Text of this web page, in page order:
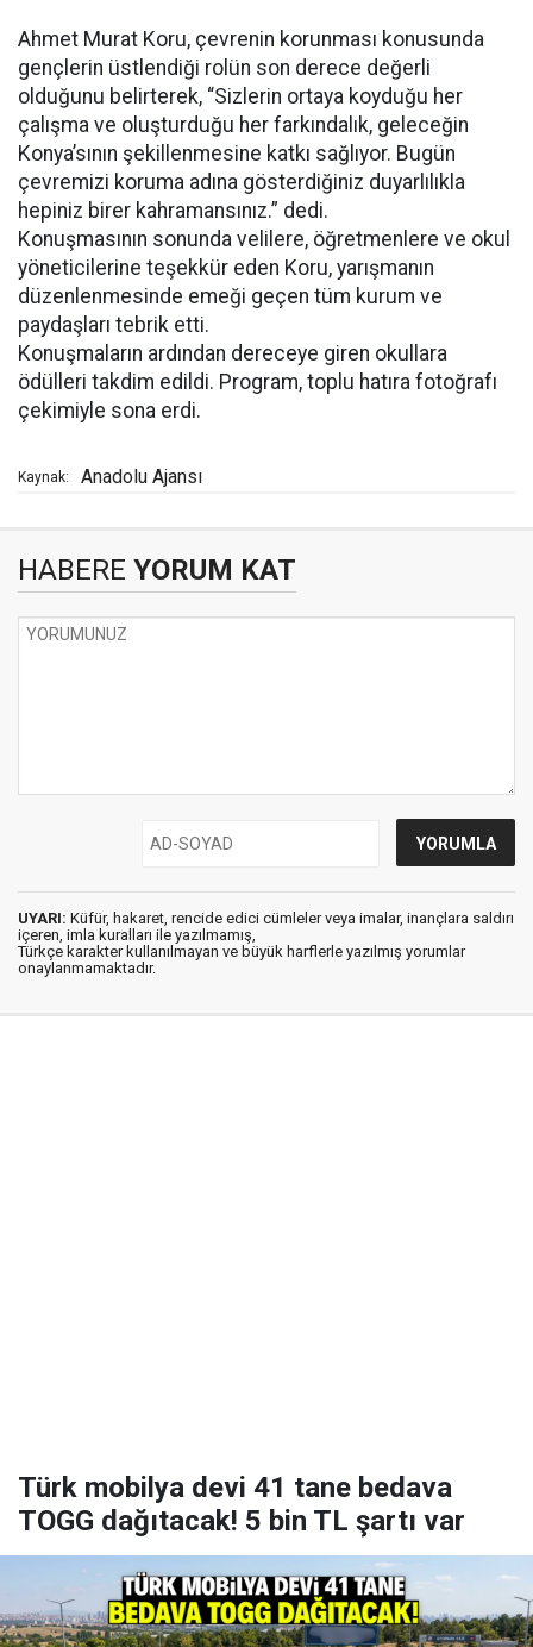
Ahmet Murat Koru, çevrenin korunması konusunda
gençlerin üstlendiği rolün son derece değerli
olduğunu belirterek, “Sizlerin ortaya koyduğu her
çalışma ve oluşturduğu her farkındalık, geleceğin
Konya’sının şekillenmesine katkı sağlıyor. Bugün
çevremizi koruma adına gösterdiğiniz duyarlılıkla
hepiniz birer kahramansınız.” dedi.
Konuşmasının sonunda velilere, öğretmenlere ve okul
yöneticilerine teşekkür eden Koru, yarışmanın
düzenlenmesinde emeği geçen tüm kurum ve
paydaşları tebrik etti.
Konuşmaların ardından dereceye giren okullara
ödülleri takdim edildi. Program, toplu hatıra fotoğrafı
çekimiyle sona erdi.
Kaynak: Anadolu Ajansı
HABERE YORUM KAT
UYARI: Küfür, hakaret, rencide edici cümleler veya imalar, inançlara saldırı
içeren, imla kuralları ile yazılmamış,
Türkçe karakter kullanılmayan ve büyük harflerle yazılmış yorumlar
onaylanmamaktadır.
Türk mobilya devi 41 tane bedava
TOGG dağıtacak! 5 bin TL şartı var